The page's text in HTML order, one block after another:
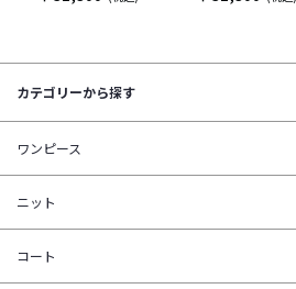
カテゴリーから探す
ワンピース
ニット
コート